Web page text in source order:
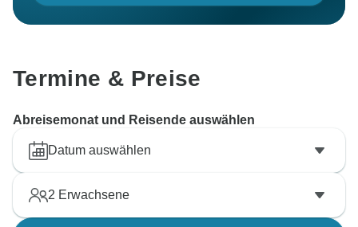
Termine & Preise
Abreisemonat und Reisende auswählen
Datum auswählen
2 Erwachsene